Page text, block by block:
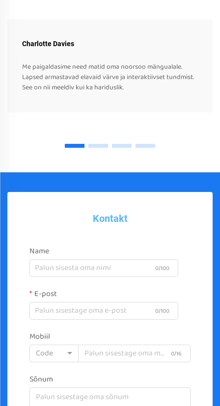
Charlotte Davies
Me paigaldasime need matid oma noorsoo mängualale.
Lapsed armastavad elavaid värve ja interaktiivset tundmist.
See on nii meeldiv kui ka hariduslik.
Kontakt
Name
0/100
E-post
0/100
Mobiil
Code
0/16
Sõnum